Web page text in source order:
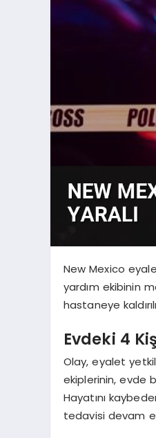
New Mexico
yardım ekibinin
hastaneye
Evdeki 4
Olay, eyalet
ekiplerinin, evde
Hayatını
tedavisi devam